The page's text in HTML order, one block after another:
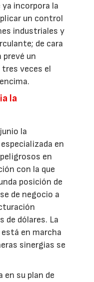
incorpora la
un control
industriales y
de cara
prevé un
veces el
la
la
en
en
con la que
posición de
de negocio a
de dólares. La
en marcha
sinergias se
en su plan de